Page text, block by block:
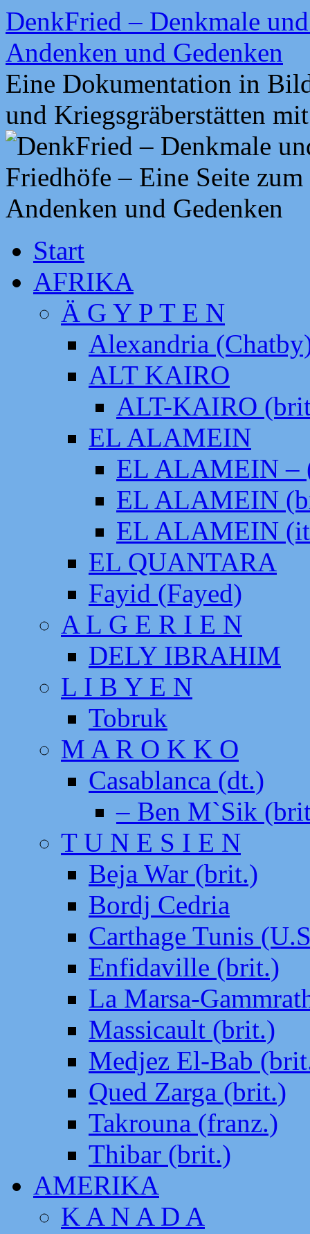
Zum
Inhalt
springen
DenkFried – Denkmale
Andenken und Gedenken
Eine Dokumentation in
und Kriegsgräberstätten
Start
AFRIKA
Ä G Y P T E N
Alexandria
ALT KAIRO
ALT-KAIRO
EL ALAMEIN
EL ALAMEIN –
EL ALAMEIN
EL ALAMEIN
EL QUANTARA
Fayid (Fayed)
A L G E R I E N
DELY IBRAHIM
L I B Y E N
Tobruk
M A R O K K O
Casablanca (dt.)
– Ben M`Sik
T U N E S I E N
Beja War (brit.)
Bordj Cedria
Carthage Tunis
Enfidaville (brit.)
La Marsa-
Massicault (brit.)
Medjez El-Bab
Qued Zarga (brit.)
Takrouna (franz.)
Thibar (brit.)
AMERIKA
K A N A D A